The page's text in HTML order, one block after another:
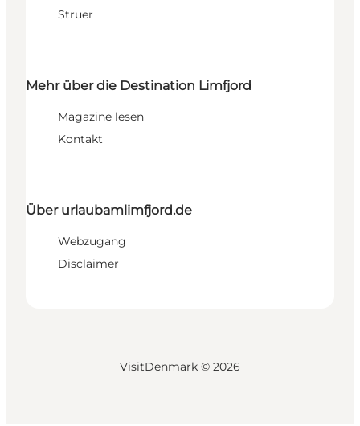
Struer
Mehr über die Destination Limfjord
Magazine lesen
Kontakt
Über urlaubamlimfjord.de
Webzugang
Disclaimer
VisitDenmark © 2026